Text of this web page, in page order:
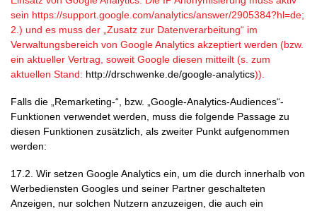
sein https://support.google.com/analytics/answer/2905384?hl=de;
2.) und es muss der „Zusatz zur Datenverarbeitung“ im
Verwaltungsbereich von Google Analytics akzeptiert werden (bzw.
ein aktueller Vertrag, soweit Google diesen mitteilt (s. zum
aktuellen Stand: http://drschwenke.de/google-analytics)).
Falls die „Remarketing-“, bzw. „Google-Analytics-Audiences“-
Funktionen verwendet werden, muss die folgende Passage zu
diesen Funktionen zusätzlich, als zweiter Punkt aufgenommen
werden:
17.2. Wir setzen Google Analytics ein, um die durch innerhalb von
Werbediensten Googles und seiner Partner geschalteten
Anzeigen, nur solchen Nutzern anzuzeigen, die auch ein